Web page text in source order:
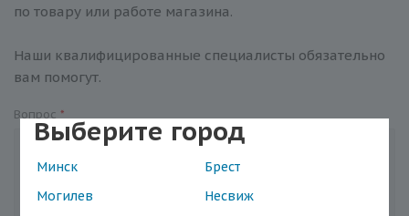
Выберите город
Минск
Брест
Могилев
Несвиж
по товару или работе магазина.
Наши квалифицированные специалисты обязательно
вам помогут.
Вопрос *